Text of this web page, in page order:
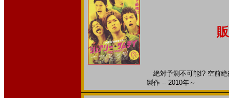
絶対予測不可能!? 空前
製作 -- 2010年～